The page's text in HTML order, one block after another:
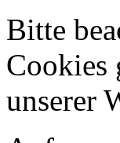
Bitte
Cookies
unserer